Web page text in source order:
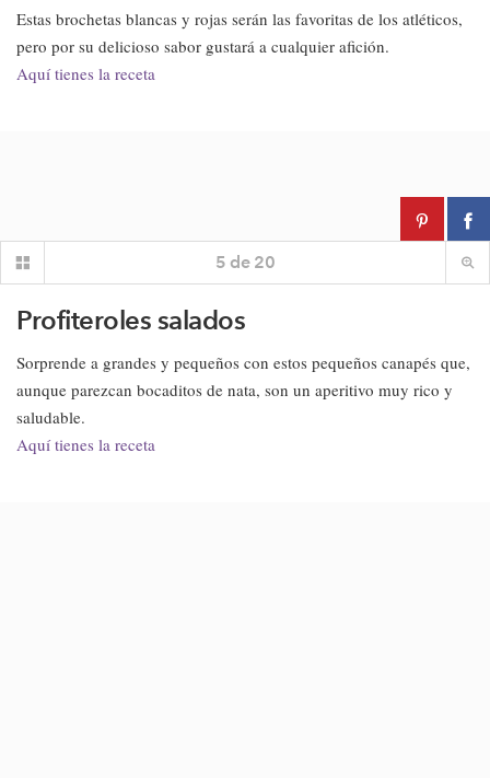
Estas brochetas blancas y rojas serán las favoritas de los atléticos,
pero por su delicioso sabor gustará a cualquier afición.
Aquí tienes la receta
5 de 20
Profiteroles salados
Sorprende a grandes y pequeños con estos pequeños canapés que,
aunque parezcan bocaditos de nata, son un aperitivo muy rico y
saludable.
Aquí tienes la receta